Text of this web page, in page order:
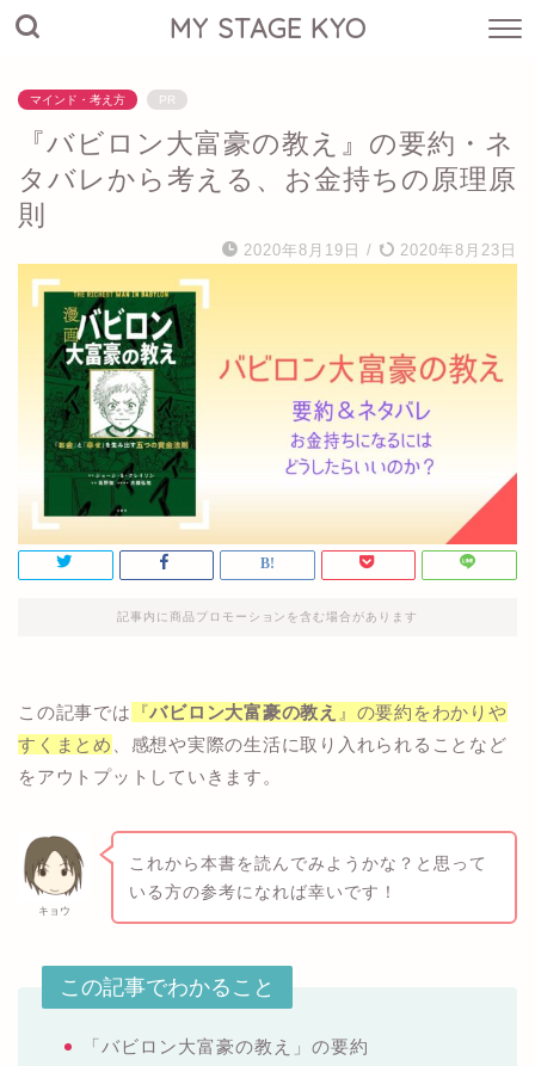
MY STAGE KYO
マインド・考え方 PR
『バビロン大富豪の教え』の要約・ネ
タバレから考える、お金持ちの原理原
則
2020年8月19日 / 2020年8月23日
記事内に商品プロモーションを含む場合があります
この記事では 『バビロン大富豪の教え 』の要約をわかりや
すくまとめ
、感想や実際の生活に取り入れられることなど
をアウトプットしていきます。
キョウ
これから本書を読んでみようかな？と思って
いる方の参考になれば幸いです！
この記事でわかること
「バビロン大富豪の教え」の要約